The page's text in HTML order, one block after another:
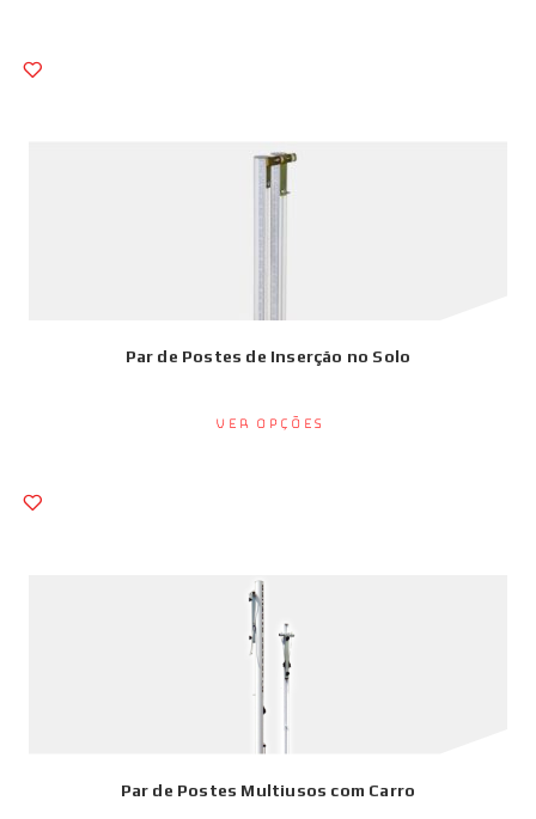
Par de Postes de Inserção no Solo
Ver opções
Par de Postes Multiusos com Carro